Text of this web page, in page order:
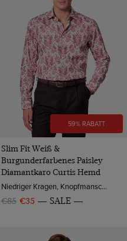
59% RABATT
Slim Fit Weiß &
Burgunderfarbenes Paisley
Diamantkaro Curtis Hemd
Niedriger Kragen, Knopfmanschette, Baumwolle
€85 €35 SALE